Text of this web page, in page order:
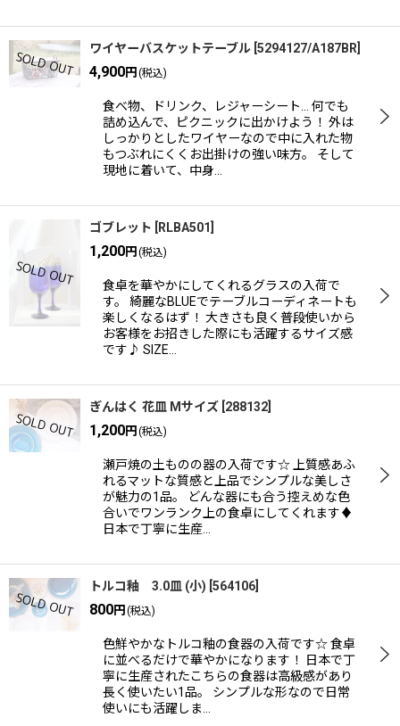
ワイヤーバスケットテーブル 5294127/A187BR
4,900円 (税込)
食べ物、ドリンク、レジャーシート... 何でも
詰め込んで、ピクニックに出かけよう！ 外は
しっかりとしたワイヤーなので中に入れた物
もつぶれにくくお出掛けの強い味方。 そして
現地に着いて、中身…
ゴブレット RLBA501
1,200円 (税込)
食卓を華やかにしてくれるグラスの入荷で
す。 綺麗なBLUEでテーブルコーディネートも
楽しくなるはず！ 大きさも良く普段使いから
お客様をお招きした際にも活躍するサイズ感
です♪ SIZE…
ぎんはく 花皿 Mサイズ 288132
1,200円 (税込)
瀬戸焼の土ものの器の入荷です☆ 上質感あふ
れるマットな質感と上品でシンプルな美しさ
が魅力の1品。 どんな器にも合う控えめな色
合いでワンランク上の食卓にしてくれます♦
日本で丁寧に生産…
トルコ釉 3.0皿 (小) 564106
800円 (税込)
色鮮やかなトルコ釉の食器の入荷です☆ 食卓
に並べるだけで華やかになります！ 日本で丁
寧に生産されたこちらの食器は高級感があり
長く使いたい1品。 シンプルな形なので日常
使いにも活躍しま…